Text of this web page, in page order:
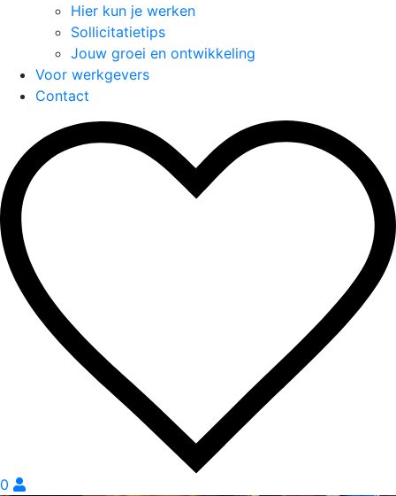
Hier kun je werken
Sollicitatietips
Jouw groei en ontwikkeling
Voor werkgevers
Contact
0